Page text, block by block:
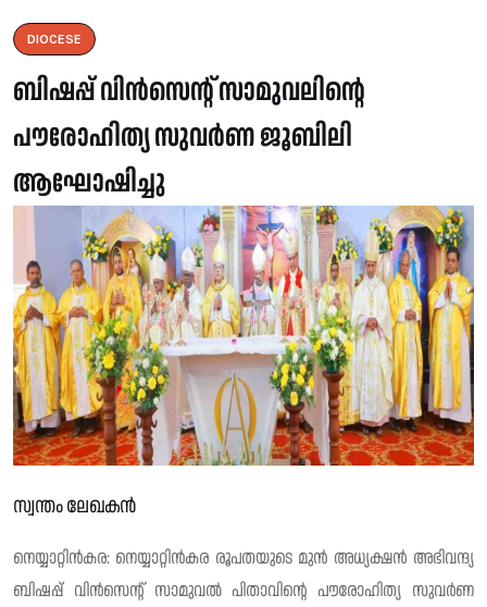
DIOCESE
ബിഷപ്പ് വിന്‍സെന്റ് സാമുവലിന്റെ
പൗരോഹിത്യ സുവർണ ജൂബിലി
ആഘോഷിച്ചു
സ്വന്തം ലേഖകൻ
നെയ്യാറ്റിന്‍കര: നെയ്യാറ്റിന്‍കര രൂപതയുടെ മുന്‍ അധ്യക്ഷൻ അഭിവന്ദ്യ
ബിഷപ്പ് വിന്‍സെന്റ് സാമുവൽ പിതാവിന്റെ പൗരോഹിത്യ സുവർണ